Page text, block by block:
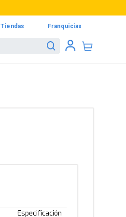
Tiendas Franquicias
Especificación